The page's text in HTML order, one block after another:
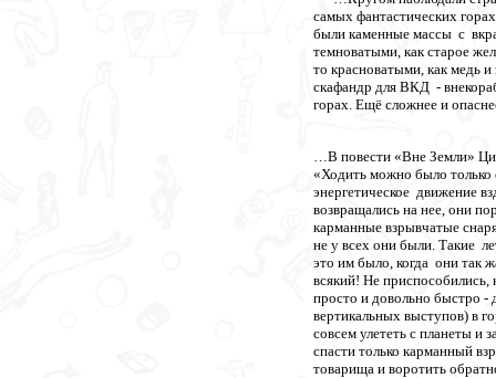
самых фантастических
были каменные массы с
темноватыми, как старое
то красноватыми, как медь
скафандр для ВКД -
горах. Ещё сложнее и
…В повести «Вне Земли»
«Ходить можно было только
энергетическое движение
возвращались на нее, они
карманные взрывчатые
не у всех они были. Такие
это им было, когда они так
всякий! Не
просто и довольно быстро -
вертикальных выступов) в
совсем улететь с планеты и
спасти только карманный
товарища и воротить